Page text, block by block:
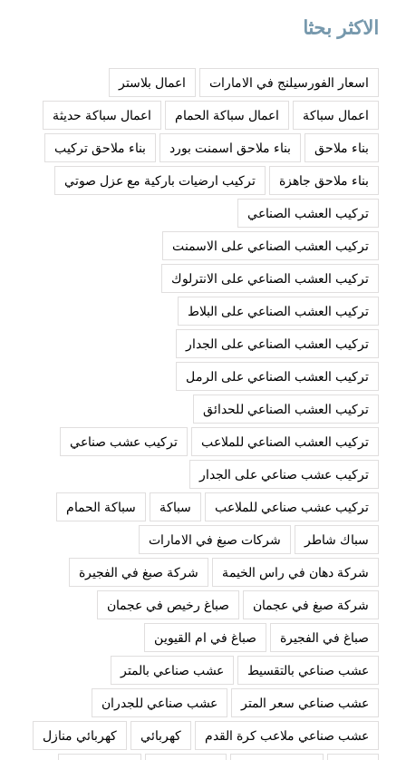
الاكثر بحثا
اسعار الفورسيلنج في الامارات
اعمال بلاستر
اعمال سباكة
اعمال سباكة الحمام
اعمال سباكة حديثة
بناء ملاحق
بناء ملاحق اسمنت بورد
بناء ملاحق تركيب
بناء ملاحق جاهزة
تركيب ارضيات باركية مع عزل صوتي
تركيب العشب الصناعي
تركيب العشب الصناعي على الاسمنت
تركيب العشب الصناعي على الانترلوك
تركيب العشب الصناعي على البلاط
تركيب العشب الصناعي على الجدار
تركيب العشب الصناعي على الرمل
تركيب العشب الصناعي للحدائق
تركيب العشب الصناعي للملاعب
تركيب عشب صناعي
تركيب عشب صناعي على الجدار
تركيب عشب صناعي للملاعب
سباكة
سباكة الحمام
سباك شاطر
شركات صبغ في الامارات
شركة دهان في راس الخيمة
شركة صبغ في الفجيرة
شركة صبغ في عجمان
صباغ رخيص في عجمان
صباغ في الفجيرة
صباغ في ام القيوين
عشب صناعي بالتقسيط
عشب صناعي بالمتر
عشب صناعي سعر المتر
عشب صناعي للجدران
عشب صناعي ملاعب كرة القدم
كهربائي كهربائي منازل